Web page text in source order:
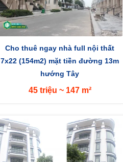
Cho thuê ngay nhà full nội thất
7x22 (154m2) mặt tiền đường 13m
hướng Tây
45 triệu ~ 147 m²